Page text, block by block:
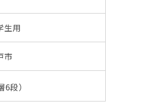
生用
市
段）